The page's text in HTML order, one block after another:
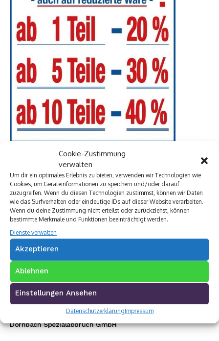
Cookie-Zustimmung
verwalten
Um dir ein optimales Erlebnis zu bieten, verwenden wir Technologien wie
Cookies, um Geräteinformationen zu speichern und/oder darauf
zuzugreifen. Wenn du diesen Technologien zustimmst, können wir Daten
wie das Surfverhalten oder eindeutige IDs auf dieser Website verarbeiten.
Wenn du deine Zustimmung nicht erteilst oder zurückziehst, können
bestimmte Merkmale und Funktionen beeinträchtigt werden.
Dienste verwalten
Akzeptieren
Ablehnen
Einstellungen Ansehen
DatenschutzerklärungImpressum
Premium Werbepartner:
VW Walter Schneider
Münch Werbetechnik
Elektro Böhler Kreuztal
Baustoff Hoffmann
Steinmetz Ade
Autovermietung im Siegerland
TUI Reisecenter Kreuztal
Regionale Online Werbung
Autohaus Menn
Ristorante La Calabria
Rainbow Sanierung Siegen
Dornbach Spezialabbruch GmbH